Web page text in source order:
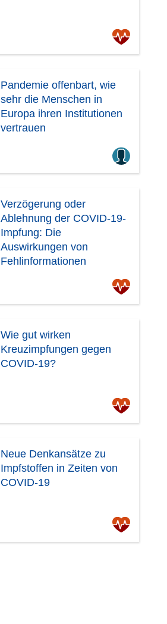
Pandemie offenbart, wie
sehr die Menschen in
Europa ihren Institutionen
vertrauen
Verzögerung oder
Ablehnung der COVID-19-
Impfung: Die
Auswirkungen von
Fehlinformationen
Wie gut wirken
Kreuzimpfungen gegen
COVID-19?
Neue Denkansätze zu
Impfstoffen in Zeiten von
COVID-19